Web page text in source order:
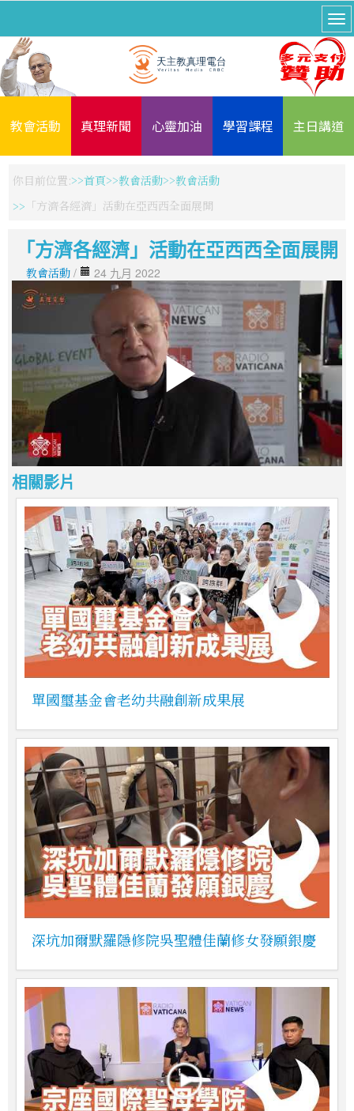
教會活動 真理新聞 心靈加油 學習課程 主日講道
你目前位置: 首頁 教會活動
教會活動
「方濟各經濟」活動在亞西西全面展開
「方濟各經濟」活動在亞西西全面展開
教會活動 / 24 九月 2022
相關影片
單國璽基金會老幼共融創新成果展
深坑加爾默羅隱修院吳聖體佳蘭修女發願銀慶